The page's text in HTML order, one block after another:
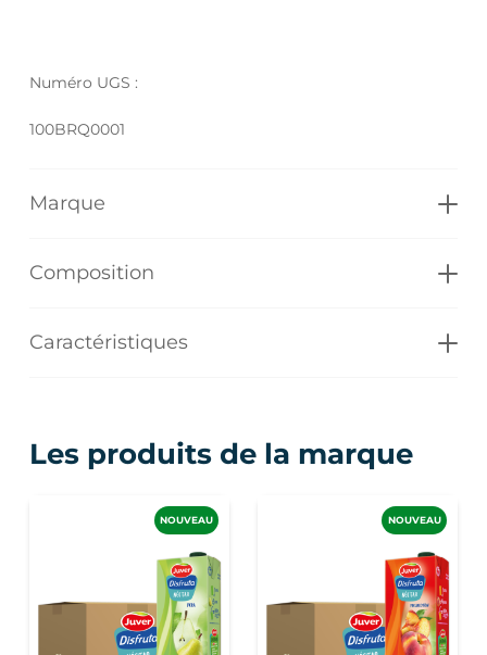
Numéro UGS :
100BRQ0001
Marque
Composition
Caractéristiques
Les produits de la marque
NOUVEAU NOUVEAU